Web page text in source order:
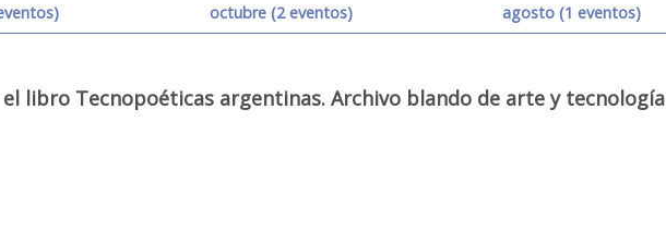
octubre (2 eventos) agosto (1 eventos)
libro Tecnopoéticas argentinas. Archivo blando de arte y tecnología